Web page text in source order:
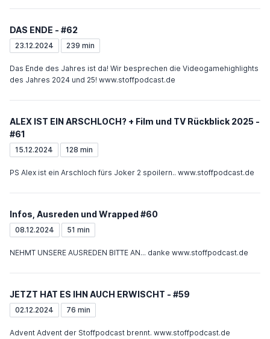
DAS ENDE - #62
23.12.2024 239 min
Das Ende des Jahres ist da! Wir besprechen die Videogamehighlights
des Jahres 2024 und 25! www.stoffpodcast.de
ALEX IST EIN ARSCHLOCH? + Film und TV Rückblick 2025 -
#61
15.12.2024 128 min
PS Alex ist ein Arschloch fürs Joker 2 spoilern.. www.stoffpodcast.de
Infos, Ausreden und Wrapped #60
08.12.2024 51 min
NEHMT UNSERE AUSREDEN BITTE AN... danke www.stoffpodcast.de
JETZT HAT ES IHN AUCH ERWISCHT - #59
02.12.2024 76 min
Advent Advent der Stoffpodcast brennt. www.stoffpodcast.de